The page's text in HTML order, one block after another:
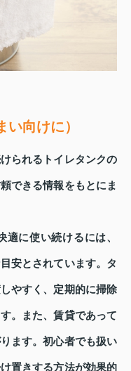
向けに）
られるトイレタンクの
できる情報をもとにま
適に使い続けるには、
安とされています。タ
やすく、定期的に掃除
。また、賃貸であって
ます。初心者でも扱い
置きする方法が効果的